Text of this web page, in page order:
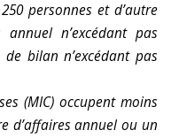
personnes et d’autre
n’excédant pas
bilan n’excédant pas
(MIC) occupent moins
d’affaires annuel ou un